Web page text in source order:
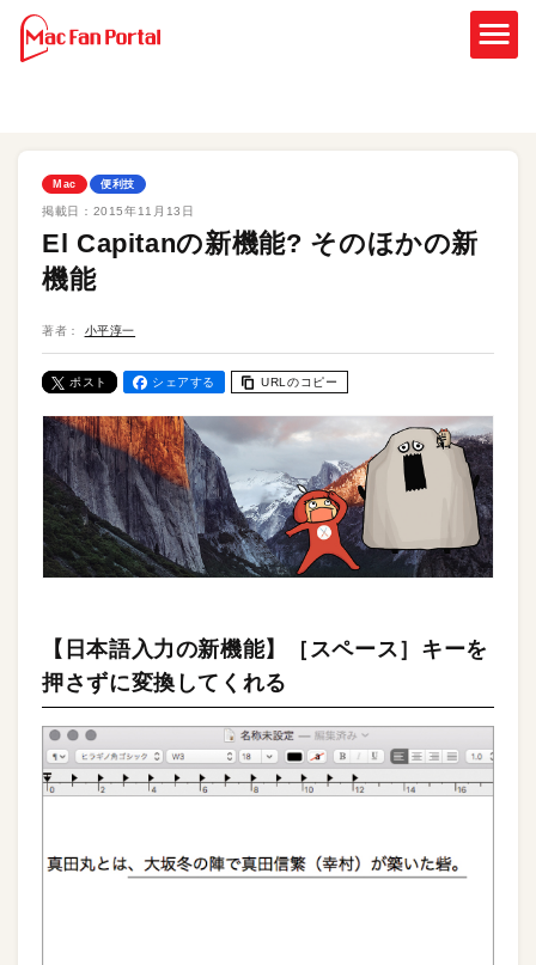
Mac 便利技
掲載日： 2015年11月13日
El Capitanの新機能? そのほかの新
機能
著者： 小平淳一
ポスト シェアする URLのコピー
【日本語入力の新機能】［スペース］キーを
押さずに変換してくれる